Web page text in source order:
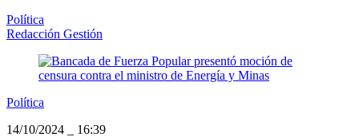
Política
Redacción Gestión
Política
14/10/2024
16:39